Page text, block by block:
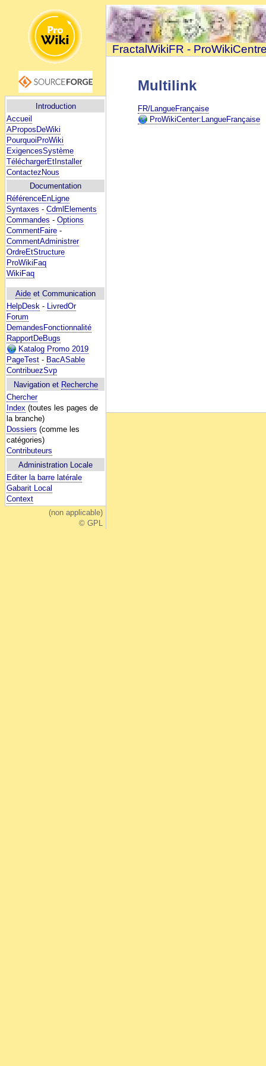
Introduction
Accueil
AProposDeWiki
PourquoiProWiki
ExigencesSystème
TéléchargerEtInstaller
ContactezNous
Documentation
RéférenceEnLigne
Syntaxes - CdmlElements
Commandes - Options
CommentFaire -
CommentAdministrer
OrdreEtStructure
ProWikiFaq
WikiFaq
Aide et Communication
HelpDesk - LivredOr
Forum
DemandesFonctionnalité
RapportDeBugs
Katalog Promo 2019
PageTest - BacASable
ContribuezSvp
Navigation et Recherche
Chercher
Index (toutes les pages de
la branche)
Dossiers (comme les
catégories)
Contributeurs
Administration Locale
Editer la barre latérale
Gabarit Local
Context
(non applicable)
© GPL
FractalWikiFR -
Multilink
FR/LangueFrançaise
ProWikiCenter:LangueFrançaise